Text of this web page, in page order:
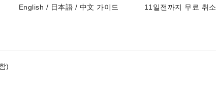
English / 日本語 / 中文 가이드 11일전까지 무료 취소
)